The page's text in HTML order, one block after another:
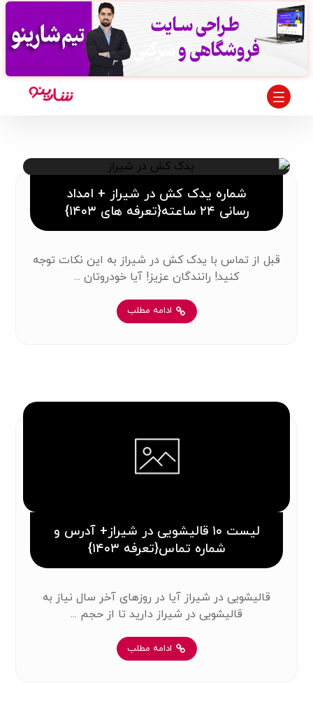
شماره یدک کش در شیراز + امداد
رسانی ۲۴ ساعته{تعرفه های ۱۴۰۳}
قبل از تماس با یدک کش در شیراز به این نکات توجه
کنید! رانندگان عزیز! آیا خودروتان ...
ادامه مطلب
لیست ۱۰ قالیشویی در شیراز+ آدرس و
شماره تماس{تعرفه ۱۴۰۳}
قالیشویی در شیراز آیا در روزهای آخر سال نیاز به
قالیشویی در شیراز دارید تا از حجم ...
ادامه مطلب